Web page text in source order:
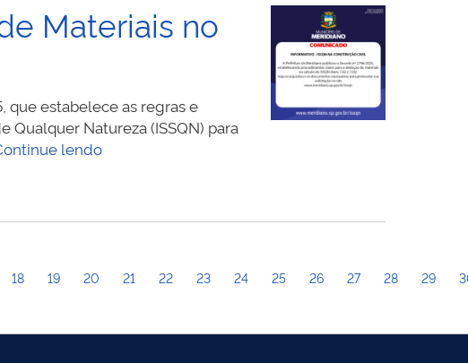
para
riscos
reforça
dicas
Materiais no
que estabelece as regras e
Natureza (ISSQN) para
lendoINFORMATIVO:
Materiais
da
18 19 20 21 22 23 24 25 26 27 28 29